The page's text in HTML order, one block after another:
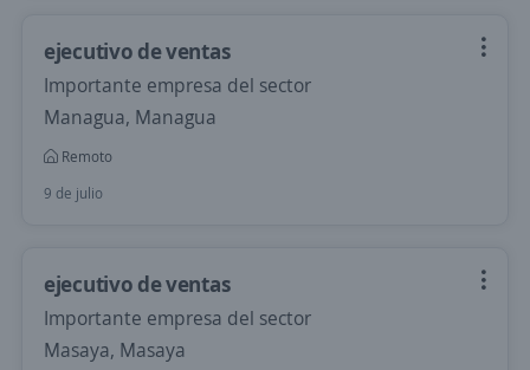
ejecutivo de ventas
Importante empresa del sector
Managua, Managua
Remoto
9 de julio
ejecutivo de ventas
Importante empresa del sector
Masaya, Masaya